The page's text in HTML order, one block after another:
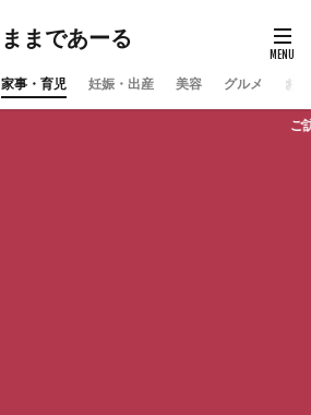
ままであーる
家事・育児 妊娠・出産 美容 グルメ お
ご訪問頂きありが